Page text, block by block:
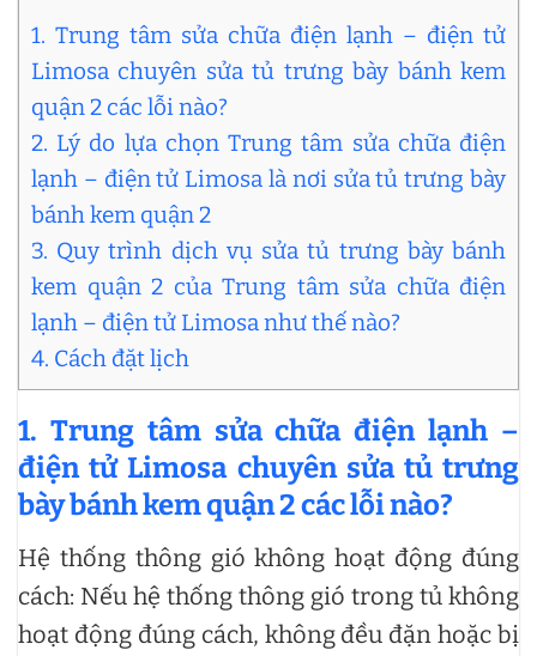
1. Trung tâm sửa chữa điện lạnh – điện tử
Limosa chuyên sửa tủ trưng bày bánh kem
quận 2 các lỗi nào?
2. Lý do lựa chọn Trung tâm sửa chữa điện
lạnh – điện tử Limosa là nơi sửa tủ trưng bày
bánh kem quận 2
3. Quy trình dịch vụ sửa tủ trưng bày bánh
kem quận 2 của Trung tâm sửa chữa điện
lạnh – điện tử Limosa như thế nào?
4. Cách đặt lịch
1. Trung tâm sửa chữa điện lạnh –
điện tử Limosa chuyên sửa tủ trưng
bày bánh kem quận 2 các lỗi nào?
Hệ thống thông gió không hoạt động đúng
cách: Nếu hệ thống thông gió trong tủ không
hoạt động đúng cách, không đều đặn hoặc bị